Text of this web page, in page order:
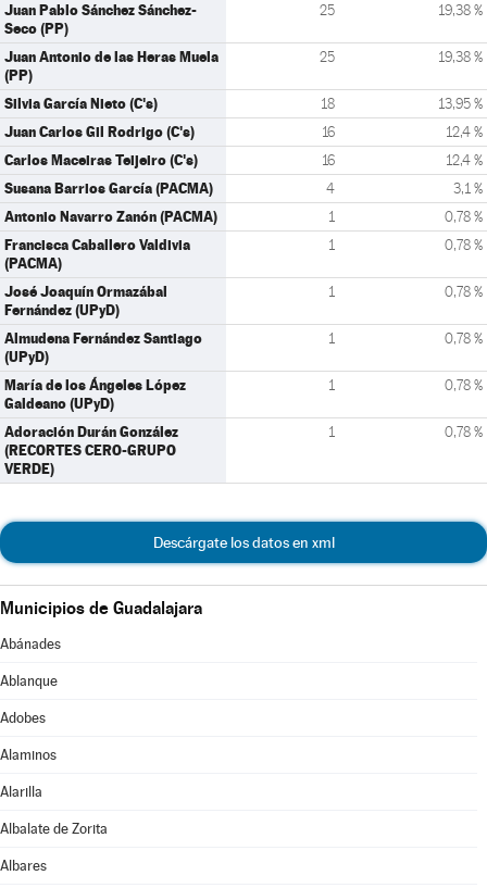
Juan Pablo Sánchez Sánchez-
Seco (PP)
25 19,38 %
Juan Antonio de las Heras Muela
(PP)
25 19,38 %
Silvia García Nieto (C's) 18 13,95 %
Juan Carlos Gil Rodrigo (C's) 16 12,4 %
Carlos Maceiras Teijeiro (C's) 16 12,4 %
Susana Barrios García (PACMA) 4 3,1 %
Antonio Navarro Zanón (PACMA) 1 0,78 %
Francisca Caballero Valdivia
(PACMA)
1 0,78 %
José Joaquín Ormazábal
Fernández (UPyD)
1 0,78 %
Almudena Fernández Santiago
(UPyD)
1 0,78 %
María de los Ángeles López
Galdeano (UPyD)
1 0,78 %
Adoración Durán González
(RECORTES CERO-GRUPO
VERDE)
1 0,78 %
Descárgate los datos en xml
Municipios de Guadalajara
Abánades
Ablanque
Adobes
Alaminos
Alarilla
Albalate de Zorita
Albares